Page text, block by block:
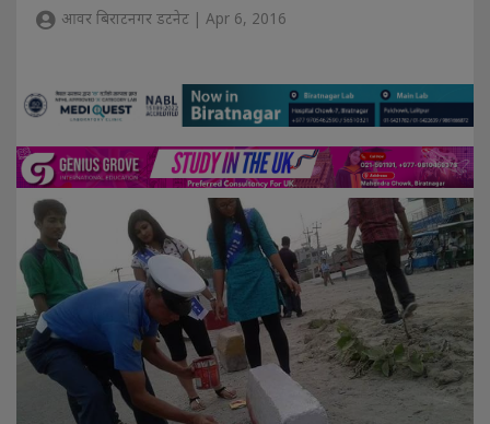
आवर बिराटनगर डटनेट | Apr 6, 2016